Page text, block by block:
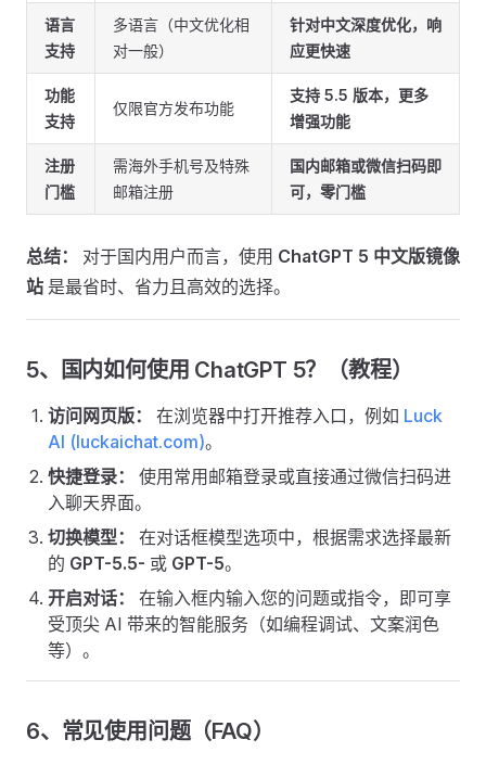
语言
支持
多语言（中文优化相
对一般）
针对中文深度优化，响
应更快速
功能
支持
仅限官方发布功能
支持 5.5 版本，更多
增强功能
注册
门槛
需海外手机号及特殊
邮箱注册
国内邮箱或微信扫码即
可，零门槛
总结： 对于国内用户而言，使用 ChatGPT 5 中文版镜像
站 是最省时、省力且高效的选择。
5、国内如何使用 ChatGPT 5？（教程）
访问网页版： 在浏览器中打开推荐入口，例如 Luck
AI (luckaichat.com)。
快捷登录：
使用常用邮箱登录或直接通过微信扫码进
入聊天界面。
切换模型：
在对话框模型选项中，根据需求选择最新
的 GPT-5.5- 或 GPT-5。
开启对话：
在输入框内输入您的问题或指令，即可享
受顶尖 AI 带来的智能服务（如编程调试、文案润色
等）。
6、常见使用问题（FAQ）